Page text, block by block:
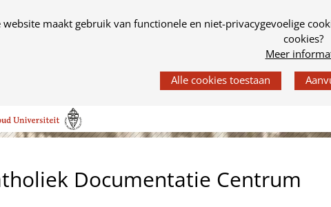
website maakt gebruik van functionele en niet-privacygevoelige
cookies?
Meer
Documentatie Centrum